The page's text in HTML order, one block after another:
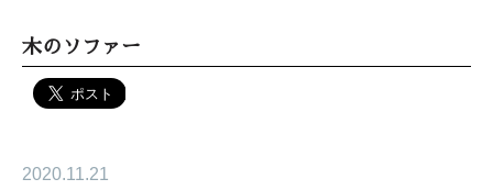
木のソファー
2020.11.21